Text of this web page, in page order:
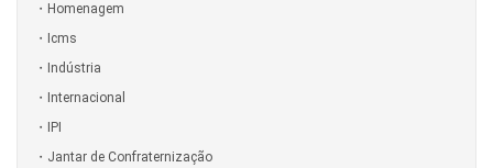
Homenagem
Icms
Indústria
Internacional
IPI
Jantar de Confraternização